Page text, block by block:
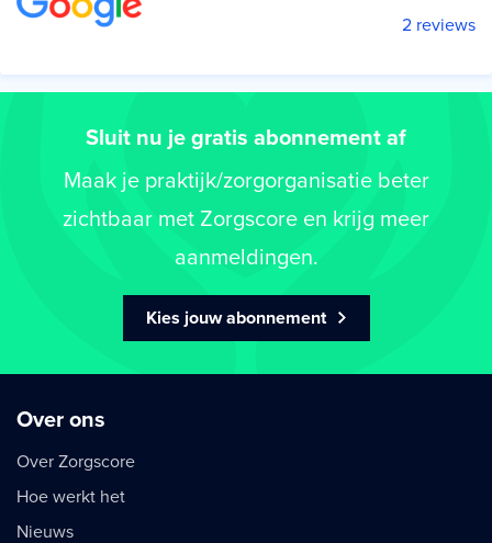
2 reviews
Sluit nu je gratis abonnement af
Maak je praktijk/zorgorganisatie beter
zichtbaar met Zorgscore en krijg meer
aanmeldingen.
Kies jouw abonnement
Over ons
Over Zorgscore
Hoe werkt het
Nieuws